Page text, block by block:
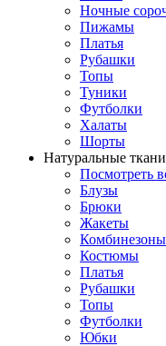
Ночные
Пижамы
Платья
Рубашки
Топы
Туники
Футболки
Халаты
Шорты
Натуральные ткани
Посмотреть
Блузы
Брюки
Жакеты
Комбинезоны
Костюмы
Платья
Рубашки
Топы
Футболки
Юбки